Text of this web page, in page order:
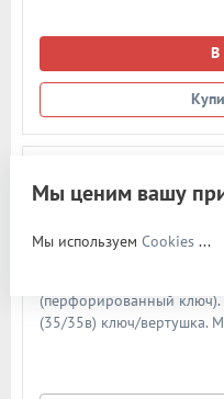
В
СЕРИЯ AX200
Цилиндровый механизм
вертушка CP (хром)
(перфорированный
(35/35в) ключ/вертушка.
Мы ценим вашу
Мы используем Cookies...